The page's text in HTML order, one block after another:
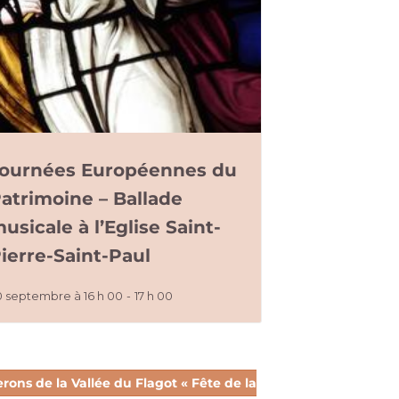
Européennes du
– Ballade
à l’Eglise Saint-
Saint-Paul
septembre à 16 h 00 - 17 h 00
de la Vallée du Flagot « Fête de la